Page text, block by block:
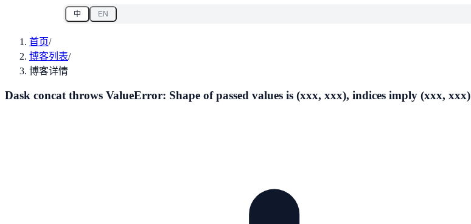
中 EN
首页/
博客列表/
博客详情
Dask concat throws ValueError: Shape of passed values is (xxx, xxx), indices imply (xxx, xxx)